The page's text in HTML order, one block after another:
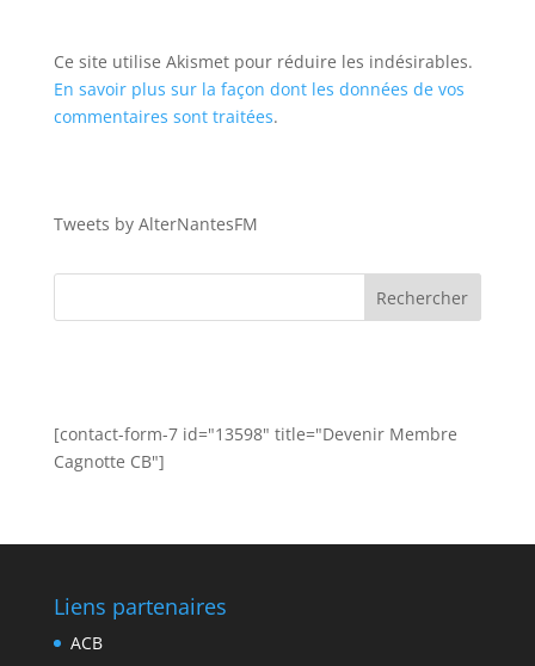
Ce site utilise Akismet pour réduire les indésirables.
En savoir plus sur la façon dont les données de vos
commentaires sont traitées.
Tweets by AlterNantesFM
[contact-form-7 id="13598" title="Devenir Membre
Cagnotte CB"]
Liens partenaires
ACB